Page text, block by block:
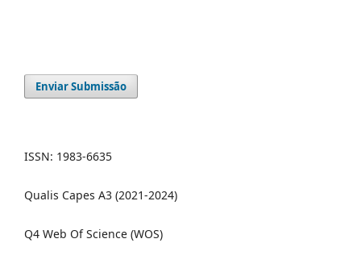
Enviar Submissão
ISSN: 1983-6635
Qualis Capes A3 (2021-2024)
Q4 Web Of Science (WOS)